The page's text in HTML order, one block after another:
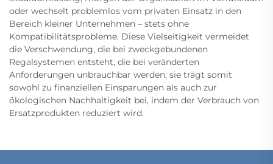
oder wechselt problemlos vom privaten Einsatz in den
Bereich kleiner Unternehmen – stets ohne
Kompatibilitätsprobleme. Diese Vielseitigkeit vermeidet
die Verschwendung, die bei zweckgebundenen
Regalsystemen entsteht, die bei veränderten
Anforderungen unbrauchbar werden; sie trägt somit
sowohl zu finanziellen Einsparungen als auch zur
ökologischen Nachhaltigkeit bei, indem der Verbrauch von
Ersatzprodukten reduziert wird.